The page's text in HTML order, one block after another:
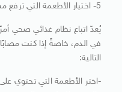
5- اختيار الأطعمة التي ترفع مستوى السكر في الدم
يُعدّ اتباع نظام غذائي صحي
في الدم، خاصةً إذا كنت
التالية:
-اختر الأطعمة التي تحتوي